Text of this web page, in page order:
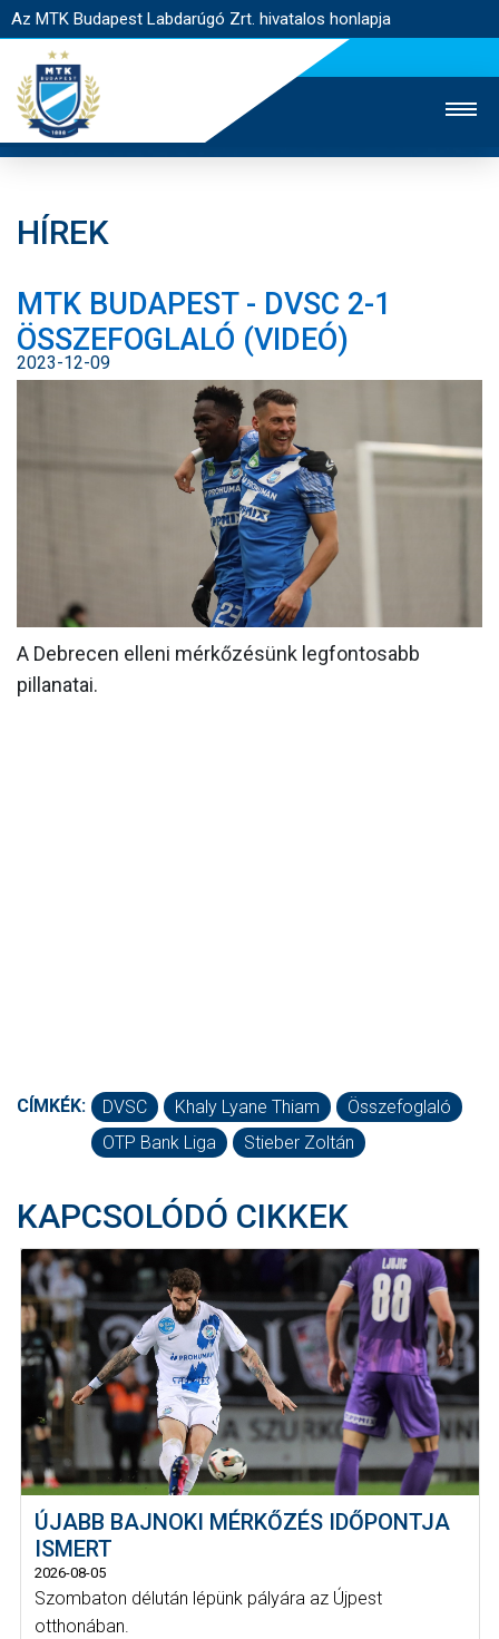
Az MTK Budapest Labdarúgó Zrt. hivatalos honlapja
JEGYÉRTÉKESÍTÉS
WEBSHOP
STADION
EGYESÜLET
KAPCSOLAT
NYITÓLAP
HÍREK
CSAPATOK
MÉRKŐZÉSEK
KLUB
GALÉRIA
SZURKOLÓI ÉLMÉNYEK
HÍREK
MTK BUDAPEST - DVSC 2-1
ÖSSZEFOGLALÓ (VIDEÓ)
2023-12-09
A Debrecen elleni mérkőzésünk legfontosabb
pillanatai.
CÍMKÉK: DVSC Khaly Lyane Thiam
Összefoglaló
OTP Bank Liga
Stieber Zoltán
KAPCSOLÓDÓ CIKKEK
ÚJABB BAJNOKI MÉRKŐZÉS IDŐPONTJA
ISMERT
2026-08-05
Szombaton délután lépünk pályára az Újpest
otthonában.